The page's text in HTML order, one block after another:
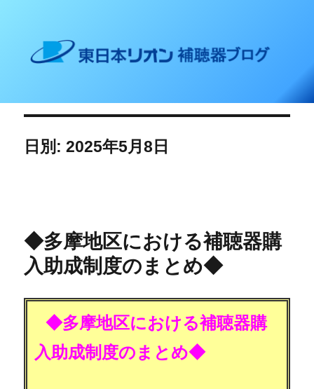
東日本リオン 補聴器ブログ
日別: 2025年5月8日
◆多摩地区における補聴器購
入助成制度のまとめ◆
◆多摩地区における補聴器購
入助成制度のまとめ◆